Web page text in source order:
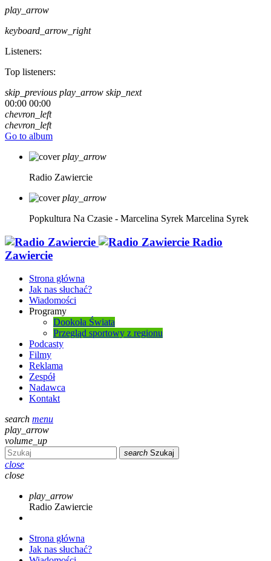
play_arrow
keyboard_arrow_right
Listeners:
Top listeners:
skip_previous play_arrow skip_next
00:00 00:00
chevron_left
chevron_left
Go to album
play_arrow
Radio Zawiercie
play_arrow
Popkultura Na Czasie - Marcelina Syrek Marcelina Syrek
Radio
Zawiercie
Strona główna
Jak nas słuchać?
Wiadomości
Programy
Dookoła Świata
Przegląd sportowy z regionu
Podcasty
Filmy
Reklama
Zespół
Nadawca
Kontakt
search menu
play_arrow
volume_up
search Szukaj
close
close
play_arrow
Radio Zawiercie
Strona główna
Jak nas słuchać?